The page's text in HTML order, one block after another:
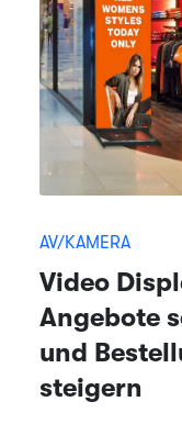
AV/KAMERA
Video
Angebote
und
steigern